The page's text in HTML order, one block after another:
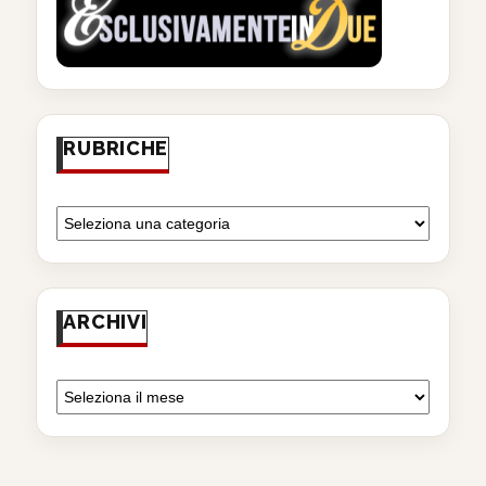
RUBRICHE
ARCHIVI